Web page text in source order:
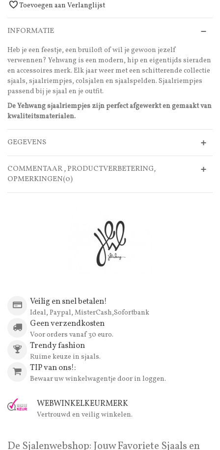
Toevoegen aan Verlanglijst
INFORMATIE
Heb je een feestje, een bruiloft of wil je gewoon jezelf
verwennen? Yehwang is een modern, hip en eigentijds sieraden
en accessoires merk. Elk jaar weer met een schitterende collectie
sjaals, sjaalriempjes, colsjalen en sjaalspelden. Sjaalriempjes
passend bij je sjaal en je outfit.
De Yehwang sjaalriempjes zijn perfect afgewerkt en gemaakt van
kwaliteitsmaterialen.
GEGEVENS
COMMENTAAR , PRODUCTVERBETERING,
OPMERKINGEN(0)
Veilig en snel betalen!
Ideal, Paypal, MisterCash,Sofortbank
Geen verzendkosten
Voor orders vanaf 30 euro.
Trendy fashion
Ruime keuze in sjaals.
TIP van ons!:
Bewaar uw winkelwagentje door in loggen.
WEBWINKELKEURMERK
Vertrouwd en veilig winkelen.
De Sjalenwebshop: Jouw Favoriete Sjaals en